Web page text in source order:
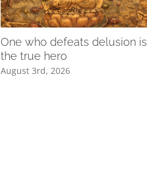
One who defeats delusion is
the true hero
August 3rd, 2026